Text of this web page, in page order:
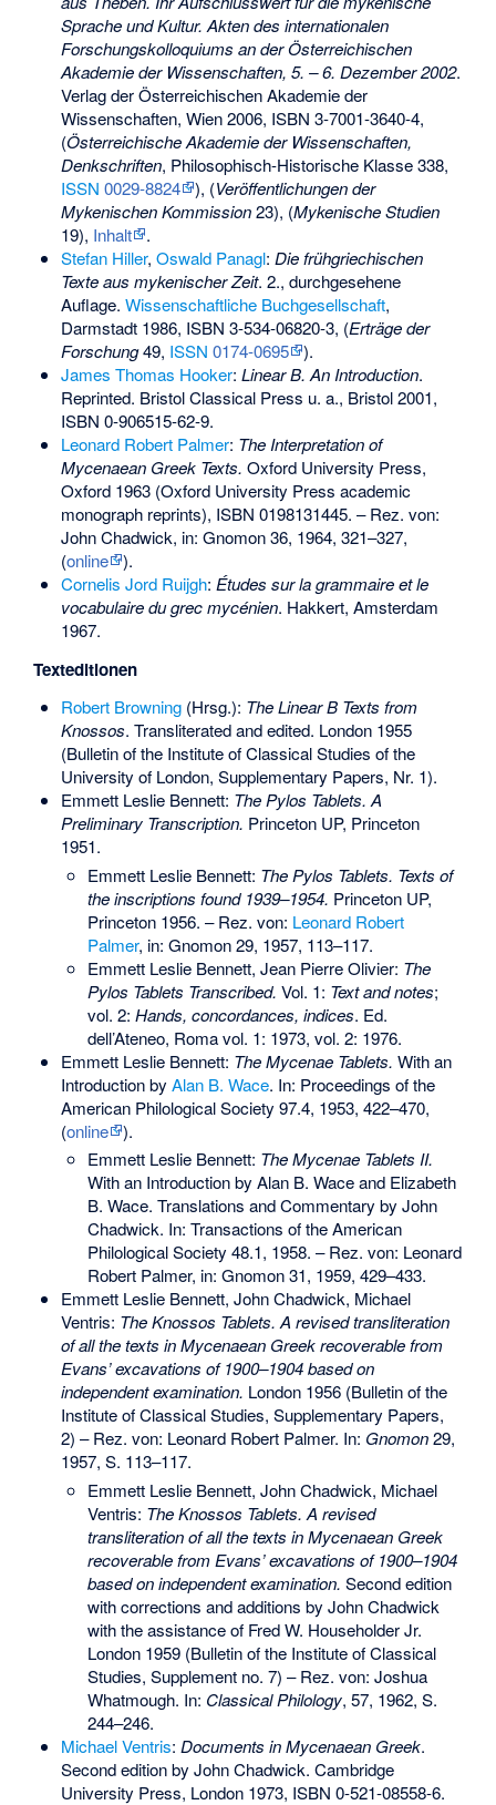
Sprache und Kultur. Akten des internationalen
Forschungskolloquiums an der Österreichischen
Akademie der Wissenschaften, 5. – 6. Dezember 2002.
Verlag der Österreichischen Akademie der
Wissenschaften, Wien 2006, ISBN 3-7001-3640-4,
(Österreichische Akademie der Wissenschaften,
Denkschriften, Philosophisch-Historische Klasse 338,
ISSN 0029-8824 ), (Veröffentlichungen der
Mykenischen Kommission23), (Mykenische Studien
19), Inhalt
.
Stefan Hiller, Oswald Panagl: Die frühgriechischen
Texte aus mykenischer Zeit. 2., durchgesehene
Auflage. Wissenschaftliche Buchgesellschaft,
Darmstadt 1986, ISBN 3-534-06820-3, (Erträge der
Forschung49, ISSN 0174-0695
).
James Thomas Hooker: Linear B. An Introduction.
Reprinted. Bristol Classical Press u. a., Bristol 2001,
ISBN 0-906515-62-9.
Leonard Robert Palmer: The Interpretation of
Mycenaean Greek Texts. Oxford University Press,
Oxford 1963 (Oxford University Press academic
monograph reprints), ISBN 0198131445. – Rez. von:
John Chadwick, in: Gnomon 36, 1964, 321–327,
(online
).
Cornelis Jord Ruijgh: Études sur la grammaire et le
vocabulaire du grec mycénien. Hakkert, Amsterdam
1967.
Texteditionen
Robert Browning(Hrsg.): The Linear B Texts from
Knossos. Transliterated and edited. London 1955
(Bulletin of the Institute of Classical Studies of the
University of London, Supplementary Papers, Nr. 1).
Emmett Leslie Bennett: The Pylos Tablets. A
Preliminary Transcription. Princeton UP, Princeton
1951.
Emmett Leslie Bennett: The Pylos Tablets. Texts of
the inscriptions found 1939–1954. Princeton UP,
Princeton 1956. – Rez. von: Leonard Robert
Palmer, in: Gnomon 29, 1957, 113–117.
Emmett Leslie Bennett, Jean Pierre Olivier: The
Pylos Tablets Transcribed. Vol. 1: Text and notes;
vol. 2:Hands, concordances, indices. Ed.
dell’Ateneo, Roma vol. 1: 1973, vol. 2: 1976.
Emmett Leslie Bennett: The Mycenae Tablets. With an
Introduction by Alan B. Wace. In: Proceedings of the
American Philological Society 97.4, 1953, 422–470,
(online
).
Emmett Leslie Bennett: The Mycenae Tablets II.
With an Introduction by Alan B. Wace and Elizabeth
B. Wace. Translations and Commentary by John
Chadwick. In: Transactions of the American
Philological Society 48.1, 1958. – Rez. von: Leonard
Robert Palmer, in: Gnomon 31, 1959, 429–433.
Emmett Leslie Bennett, John Chadwick, Michael
Ventris: The Knossos Tablets. A revised transliteration
of all the texts in Mycenaean Greek recoverable from
Evans’ excavations of 1900–1904 based on
independent examination. London 1956 (Bulletin of the
Institute of Classical Studies, Supplementary Papers,
2) – Rez. von: Leonard Robert Palmer. In: Gnomon29,
1957, S. 113–117.
Emmett Leslie Bennett, John Chadwick, Michael
Ventris: The Knossos Tablets. A revised
transliteration of all the texts in Mycenaean Greek
recoverable from Evans’ excavations of 1900–1904
based on independent examination. Second edition
with corrections and additions by John Chadwick
with the assistance of Fred W. Householder Jr.
London 1959 (Bulletin of the Institute of Classical
Studies, Supplement no. 7) – Rez. von: Joshua
Whatmough. In: Classical Philology, 57, 1962, S.
244–246.
Michael Ventris: Documents in Mycenaean Greek.
Second edition by John Chadwick. Cambridge
University Press, London 1973, ISBN 0-521-08558-6.